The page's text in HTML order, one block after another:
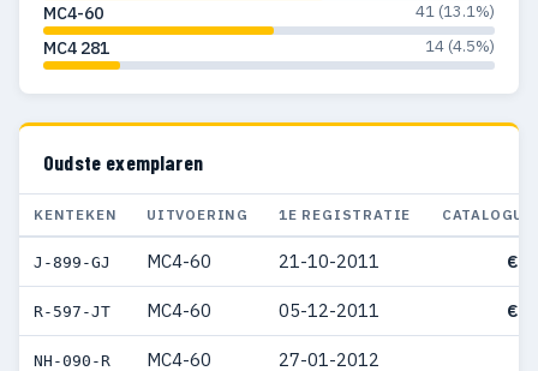
MC4-60 41 (13.1%)
MC4 281 14 (4.5%)
Oudste exemplaren
KENTEKEN UITVOERING 1E REGISTRATIE
J-899-GJ MC4-60 21-10-2011 €
R-597-JT MC4-60 05-12-2011 €
NH-090-R MC4-60 27-01-2012